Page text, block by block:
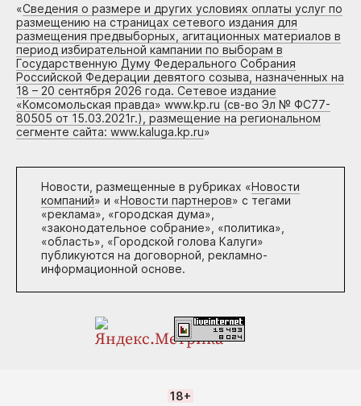
«Сведения о размере и других условиях оплаты услуг по
размещению на страницах сетевого издания для
размещения предвыборных, агитационных материалов в
период избирательной кампании по выборам в
Государственную Думу Федерального Собрания
Российской Федерации девятого созыва, назначенных на
18 – 20 сентября 2026 года. Сетевое издание
«Комсомольская правда» www.kp.ru (св-во Эл № ФС77-
80505 от 15.03.2021г.), размещение на региональном
сегменте сайта: www.kaluga.kp.ru»
Новости, размещенные в рубриках «Новости
компаний» и «Новости партнеров» с тегами
«реклама», «городская дума»,
«законодательное собрание», «политика»,
«область», «Городской голова Калуги»
публикуются на договорной, рекламно-
информационной основе.
18+